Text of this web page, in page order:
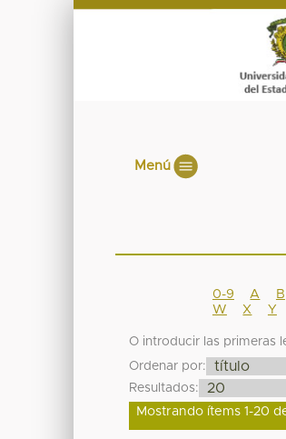
Menú
0-9 A B
W
X Y
O introducir las primeras
Ordenar por:
Resultados:
Mostrando ítems 1-20